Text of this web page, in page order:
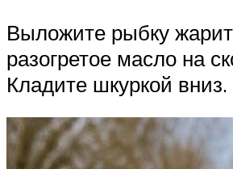
Выложите рыбку
разогретое масло на
Кладите шкуркой вниз.